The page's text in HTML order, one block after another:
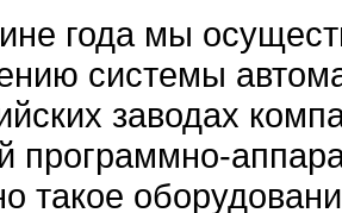
года мы
системы
заводах
программно-
такое